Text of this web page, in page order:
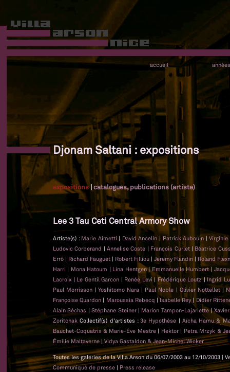
accueil années
Djonam Saltani : expositions
expositions|catalogues, publications (artiste)
Lee 3 Tau Ceti Central Armory Show
Artiste(s) : Marie Aimetti | David Ancelin | Patrick Aubouin |
Ludovic Corberand |Annelise Coste | François Curlet | Béatrice
Erró | Richard Fauguet | Robert Filliou |Jeremy Flandin | Roland
Harri | Mona Hatoum | Lina Hentgen|Emmanuelle Humbert|
Lacroix | Le Gentil Garcon | Renée Levi| Frédérique Loutz|Ingrid
Paul Morrisson |Yoshitomo Nara | Paul Noble | Olivier Nottellet|
Françoise Quardon | Maroussia Rebecq |Isabelle Rey| Didier
Alain Séchas |Stéphane Steiner | Marion Tampon-Lajariette|
ZoritchakCollectif(s) d'artistes :3e Hypothèse | Aïcha Hamu &
Bauchet-Coquatrix & Marie-Ève Mestre | Hektor | Petra Mrzyk &
Émilie Maltaverne | Vidya Gastaldon & Jean-Michel Wicker
Toutes les galeries de la Villa Arson du 06/07/2003 au 12/10/2003 |
Communiqué de presse | Press release